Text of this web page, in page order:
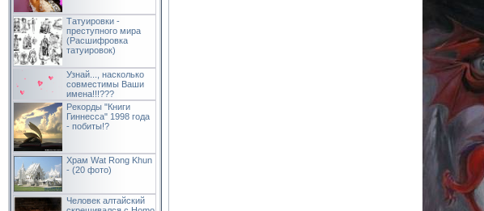
Татуировки -
преступного мира
(Расшифровка
татуировок)
Узнай..., насколько
совместимы Ваши
имена!!!???
Рекорды "Книги
Гиннесса" 1998 года
- побиты!?
Храм Wat Rong Khun
- (20 фото)
Человек алтайский